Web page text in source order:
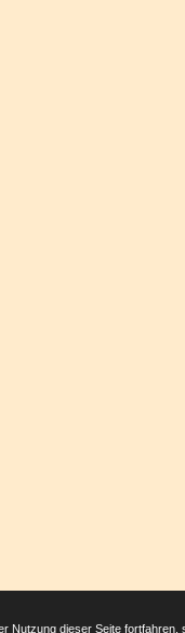
Nutzung dieser Seite